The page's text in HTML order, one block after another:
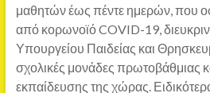
μαθητών έως πέντε ημερών, που
από κορωνοϊό COVID-19,
Υπουργείου Παιδείας και
σχολικές μονάδες πρωτοβάθμιας
εκπαίδευσης της χώρας.